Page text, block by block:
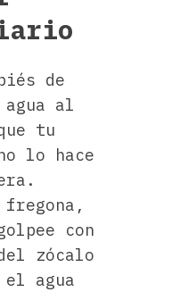
de
al
tu
lo hace
fregona,
con
zócalo
agua